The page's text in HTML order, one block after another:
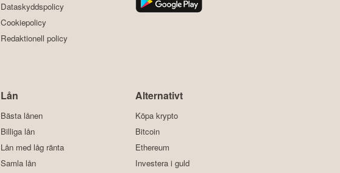
Dataskyddspolicy
Cookiepolicy
Redaktionell policy
Lån
Bästa lånen
Billiga lån
Lån med låg ränta
Samla lån
Alternativt
Köpa krypto
Bitcoin
Ethereum
Investera i guld